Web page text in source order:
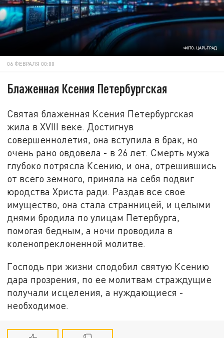
ФОТО: ЦАРЬГРАД
06 ФЕВРАЛЯ 00:00
Блаженная Ксения Петербургская
Святая блаженная Ксения Петербургская
жила в XVIII веке. Достигнув
совершеннолетия, она вступила в брак, но
очень рано овдовела - в 26 лет. Смерть мужа
глубоко потрясла Ксению, и она, отрешившись
от всего земного, приняла на себя подвиг
юродства Христа ради. Раздав все свое
имущество, она стала странницей, и целыми
днями бродила по улицам Петербурга,
помогая бедным, а ночи проводила в
коленопреклоненной молитве.
Господь при жизни сподобил святую Ксению
дара прозрения, по ее молитвам страждущие
получали исцеления, а нуждающиеся -
необходимое.